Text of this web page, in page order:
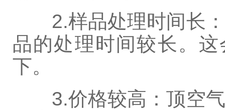
2.样品处理时间长：
品的处理时间较长。
下。
3.价格较高：顶空气